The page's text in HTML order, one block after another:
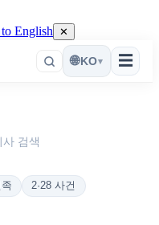
English ✕
☰
🌐KO▾
검색
2·28 사건